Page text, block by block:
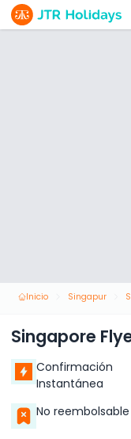
Inicio Singapur
Singapore
Confirmación
Instantánea
No reembolsable